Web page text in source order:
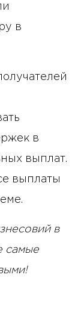
в
в
выплат.
выплаты
в
самые